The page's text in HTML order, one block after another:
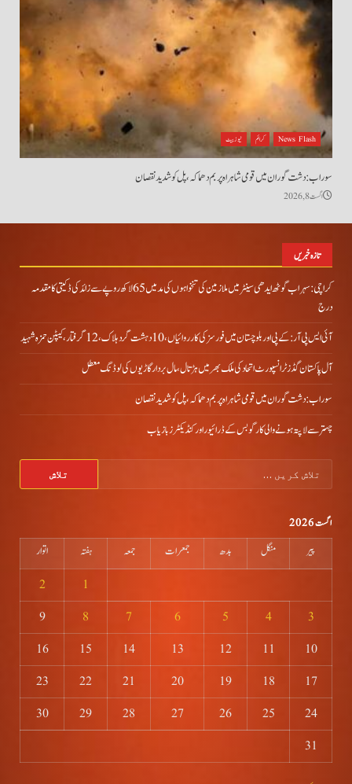
News Flash کرائم نیوز بیٹ
سوراب: دشت گوران میں قومی شاہراہ پر بم دھماکہ، پل کو شدید نقصان
اگست 8, 2026
تازہ خبریں
کراچی: سہراب گوٹھ ایدھی سینٹر میں ملازمین کی تنخواہوں کی مد میں 65 لاکھ روپے سے زائد کی ڈکیتی کا مقدمہ
درج
آئی ایس پی آر: کے پی اور بلوچستان میں فورسز کی کارروائیاں، 10 دہشت گرد ہلاک، 12 گرفتار، کیپٹن حمزہ شہید
آل پاکستان گڈز ٹرانسپورٹ اتحاد کی ملک بھر میں ہڑتال،مال بردار گاڑیوں کی لوڈنگ معطل
سوراب: دشت گوران میں قومی شاہراہ پر بم دھماکہ، پل کو شدید نقصان
چہتر سے لاپتہ ہونے والی کارگو بس کے ڈرائیور اور کنڈیکٹرز بازیاب
کریں
اگست 2026
پیر منگل بدھ جمعرات جمعہ ہفتہ
اتوار
1
2
3
4
5
6
7
8
9
10
11
12
13
14
15
16
17
18
19
20
21
22
23
24
25
26
27
28
29
30
31